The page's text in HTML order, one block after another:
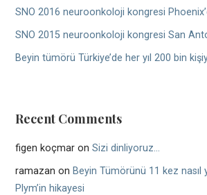
SNO 2016 neuroonkoloji kongresi
SNO 2015 neuroonkoloji kongresi San
Beyin tümörü Türkiye’de her yıl 200 bin
Recent Comments
figen koçmar onSizi dinliyoruz…
ramazan on Beyin Tümörünü 11 kez nasıl
Plym’in hikayesi